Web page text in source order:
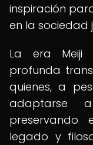
inspiración
en la sociedad
La era Meiji
profunda
quienes, a
adaptarse
preservando
legado y